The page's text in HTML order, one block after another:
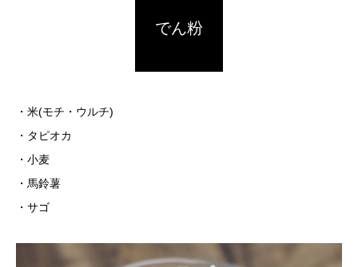
でん粉
・米(モチ・ウルチ)
・タピオカ
・小麦
・馬鈴薯
・サゴ